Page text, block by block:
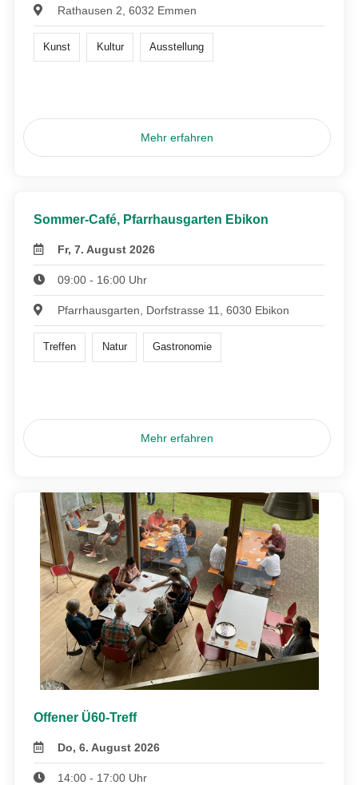
Rathausen 2, 6032 Emmen
Kunst Kultur Ausstellung
Mehr erfahren
Sommer-Café, Pfarrhausgarten Ebikon
Fr, 7. August 2026
09:00 - 16:00 Uhr
Pfarrhausgarten, Dorfstrasse 11, 6030 Ebikon
Treffen Natur Gastronomie
Mehr erfahren
Offener Ü60-Treff
Do, 6. August 2026
14:00 - 17:00 Uhr